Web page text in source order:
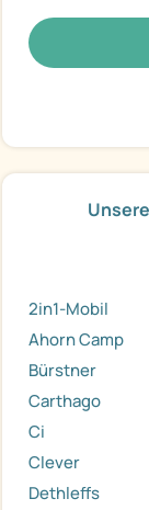
2in1-Mobil
Ahorn Camp
Bürstner
Carthago
Ci
Clever
Dethleffs